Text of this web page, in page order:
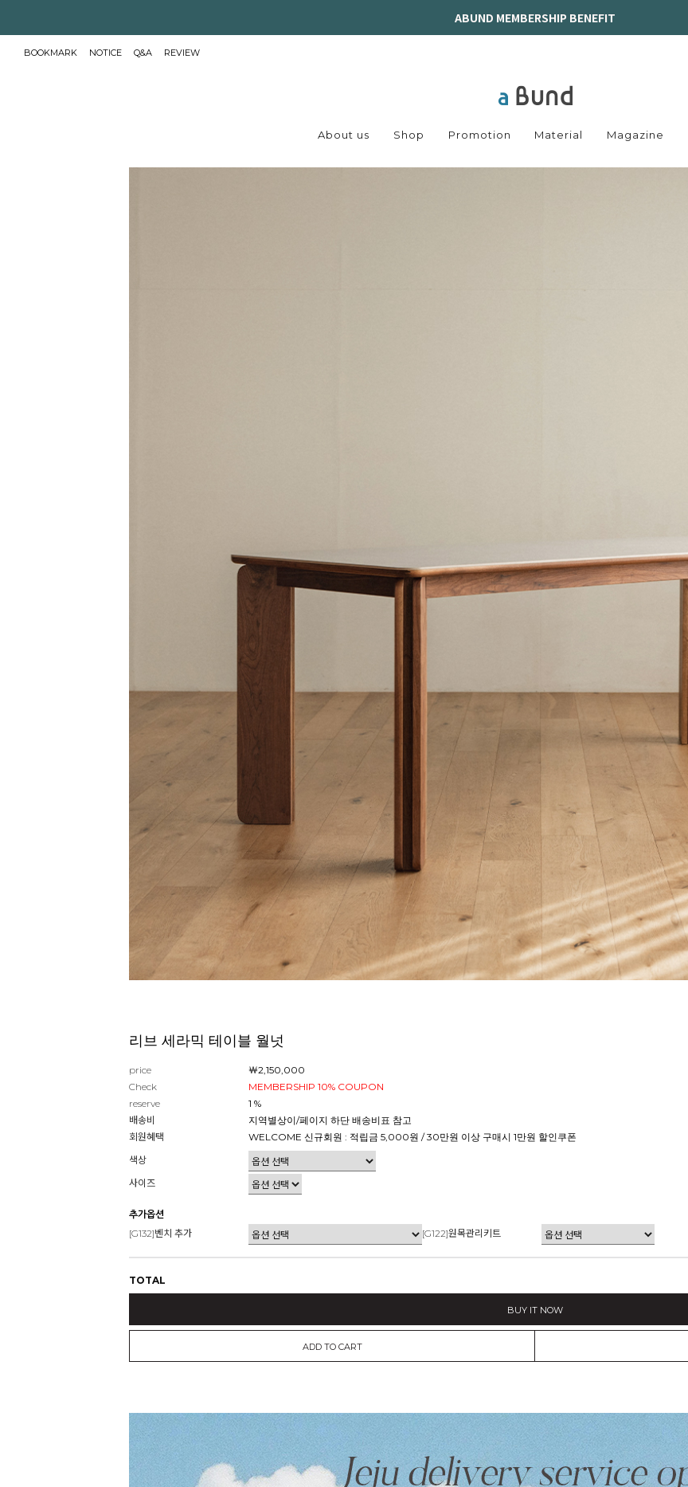
ABUND MEMBERSHIP BENEFIT
BOOKMARK NOTICE Q&A REVIEW
About us Shop Promotion Material Magazine
리브 세라믹 테이블 월넛
price
￦2,150,000
Check
MEMBERSHIP 10% COUPON
reserve
1 %
배송비
지역별상이/페이지 하단 배송비표 참고
회원혜택
WELCOME 신규회원 : 적립금 5,000원 / 30만원 이상 구매시 1만원 할인쿠폰
색상
사이즈
추가옵션
[G132]벤치 추가
[G122]원목관리키트
TOTAL
BUY IT NOW
ADD TO CART